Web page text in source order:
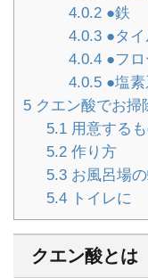
4.0.2 ●鉄
4.0.3 ●タ
4.0.4 ●フ
4.0.5 ●塩
5 クエン酸でお掃
5.1用意する
5.2作り方
5.3お風呂場
5.4トイレに
クエン酸とは